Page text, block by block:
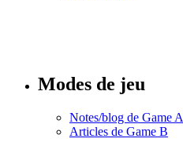
Modes de jeu
Notes/blog de Game A
Articles de Game B